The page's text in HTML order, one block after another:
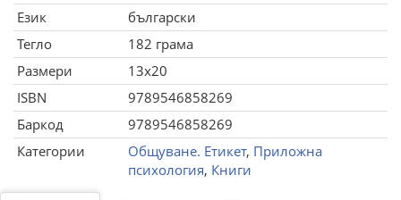
Език
български
Тегло
182 грама
Размери
13x20
ISBN
9789546858269
Баркод
9789546858269
Категории
Общуване. Етикет, Приложна
психология, Книги